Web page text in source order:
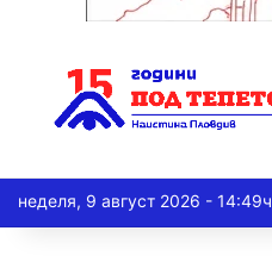
неделя, 9 август 2026 - 14:49ч